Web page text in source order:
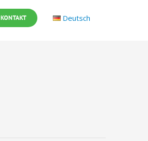
KONTAKT Deutsch